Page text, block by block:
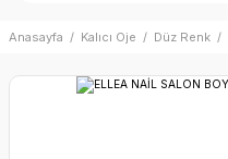
Anasayfa Kalıcı Oje Düz Renk